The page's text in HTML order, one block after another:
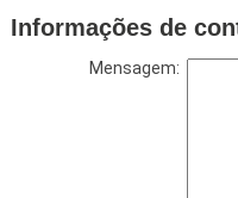
Informações de
Mensagem: